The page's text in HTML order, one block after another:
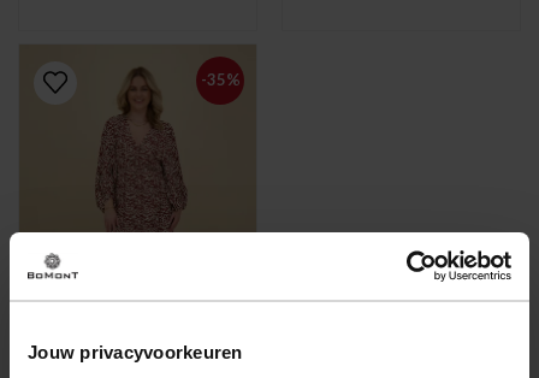
Jouw privacyvoorkeuren
-35%